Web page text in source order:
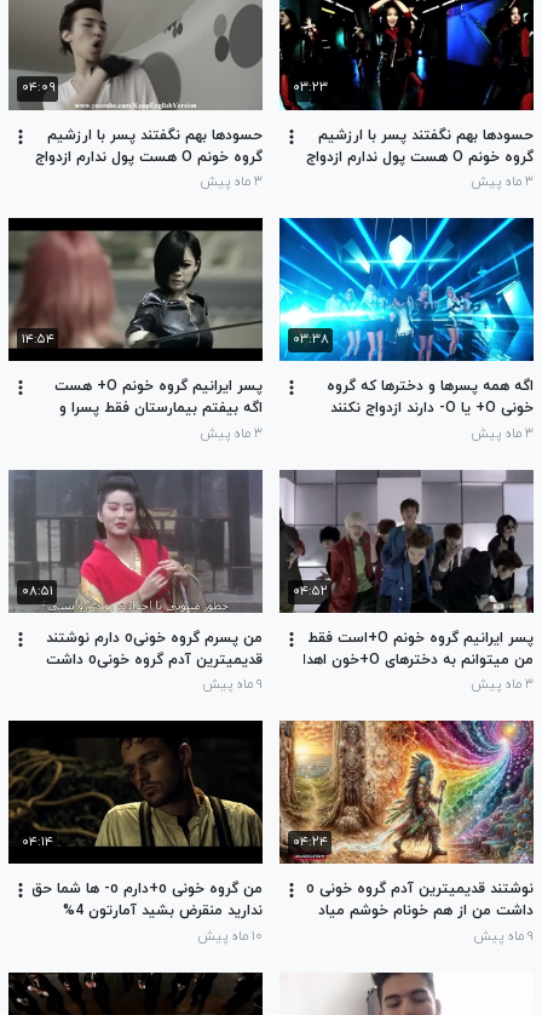
۰۳:۲۳
حسودها بهم نگفتند پسر با ارزشیم
گروه خونم O هست پول ندارم ازدواج
نکردم فقط من میتونم به ادمایی که
کنم
۳ ماه پیش
۰۴:۰۹
حسودها بهم نگفتند پسر با ارزشیم
گروه خونم O هست پول ندارم ازدواج
نکردم فقط من میتونم به ادمایی که
کنم
۳ ماه پیش
۰۳:۳۸
اگه همه پسرها و دخترها که گروه
خونی O+ یا O- دارند ازدواج نکنند
میشند
۳ ماه پیش
۱۴:۵۴
پسر ایرانیم گروه خونم O+ هست
اگه بیفتم بیمارستان فقط پسرا و
۳ ماه پیش
۰۴:۵۲
پسر ایرانیم گروه خونم O+است فقط
من میتوانم به دخترهای O+خون اهدا
کنم و از مرگ نجاتشون بدم دخترای
۳ ماه پیش
۰۸:۵۱
من پسرم گروه خونیo دارم نوشتند
قدیمیترین آدم گروه خونیo داشت
من پول ندارم باید تولید مثل کنم یه۹ ماه پیش
۰۴:۲۴
نوشتند قدیمیترین آدم گروه خونی o
داشت من از هم خونام خوشم میاد
چون حالمو نمیگیرند۹ ماه پیش
۰۴:۱۴
من گروه خونی o+دارم o- ها شما حق
ندارید منقرض بشید آمارتون 4%
شده
۱۰ ماه پیش